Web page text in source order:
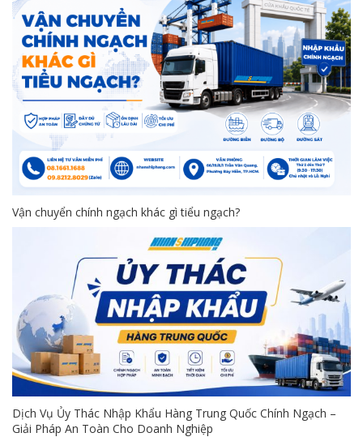
Vận chuyển chính ngạch khác gì tiểu ngạch?
Dịch Vụ Ủy Thác Nhập Khẩu Hàng Trung Quốc Chính Ngạch –
Giải Pháp An Toàn Cho Doanh Nghiệp